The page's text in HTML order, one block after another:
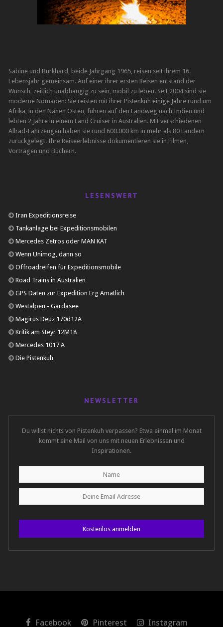
Sabine und Burkhard, beide Jahrgang 1965, reisen seit ihrem 16.
Lebensjahr gemeinsam. Auf einer ihrer ersten Reisen entstand der
Wunsch, zeitlich unabhängig zu sein, mobil zu leben. Seit 2004 sind sie
moderne Nomaden: Sie reisten mit ihrer Pistenkuh einige Jahre rund um
Afrika, in den Nahen Osten, fuhren auf den Landweg nach Indien und
lebten 2 Jahre in einem Land Cruiser in Australien. Mit verschiedenen
Allrad-Fahrzeugen haben sie rund 600.000 km in mehr als 80 Ländern
zurückgelegt. Ihre Reiseerlebnisse dokumentieren sie in Filmen,
Vorträgen und Büchern.
LESENSWERT
Iran Expeditionsreise
Tankanlage bei Expeditionsmobilen
Mercedes Zetros oder MAN KAT
Wenn Unimog, dann so
Offroadreifen für Expeditionsmobile
Road Trains in Australien
GPS Daten zur Expedition Erg Amatlich
Westalpen - Gardasee
Magirus Deuz 170d12A
Kritik am Steyr 12M18
Mercedes 1017 A
Die Pistenkuh
NEWSLETTER
Du willst nichts von Pistenkuh verpassen? Etwa einmal im Monat
kommt eine Mail von uns mit neuen Erlebnissen und
Inspirationen.
Kostenlos anmelden
Facebook Pinterest Instagram